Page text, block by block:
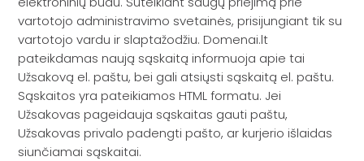
vartotojo administravimo svetainės, prisijungiant tik su
vartotojo vardu ir slaptažodžiu. Domenai.lt
pateikdamas naują sąskaitą informuoja apie tai
Užsakovą el. paštu, bei gali atsiųsti sąskaitą el. paštu.
Sąskaitos yra pateikiamos HTML formatu. Jei
Užsakovas pageidauja sąskaitas gauti paštu,
Užsakovas privalo padengti pašto, ar kurjerio išlaidas
siunčiamai sąskaitai.